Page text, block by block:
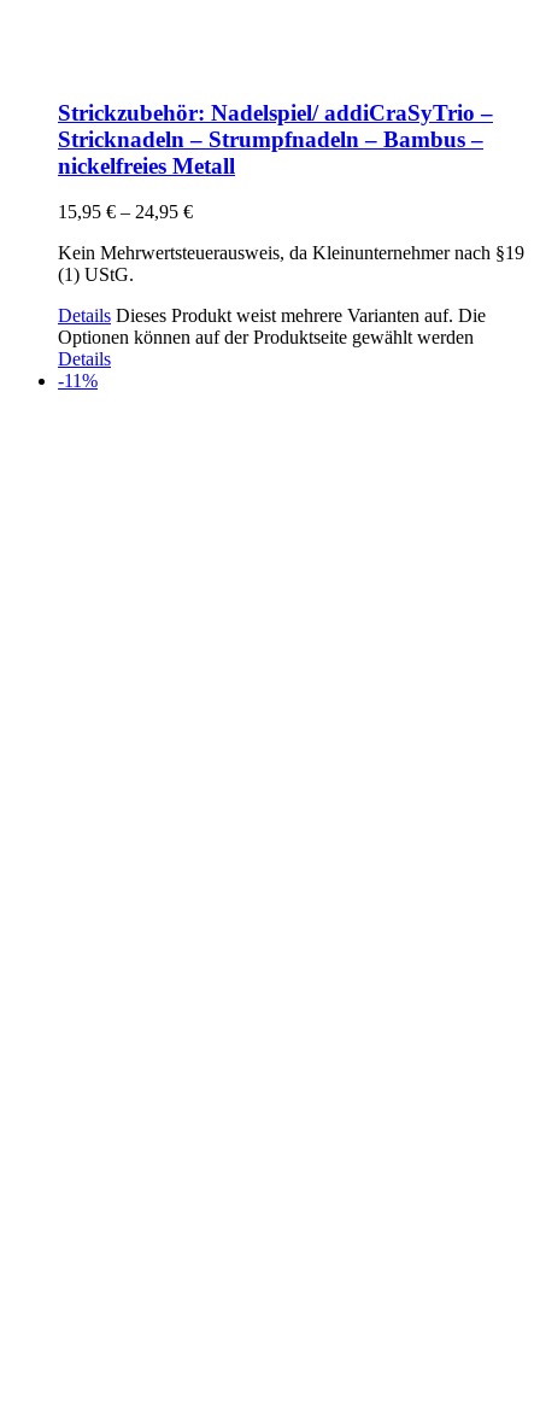
Strickzubehör: Nadelspiel/ addiCraSyTrio –
Stricknadeln – Strumpfnadeln – Bambus –
nickelfreies Metall
15,95 € – 24,95 €
Kein Mehrwertsteuerausweis, da Kleinunternehmer nach §19
(1) UStG.
Details Dieses Produkt weist mehrere Varianten auf. Die
Optionen können auf der Produktseite gewählt werden
Details
-11%